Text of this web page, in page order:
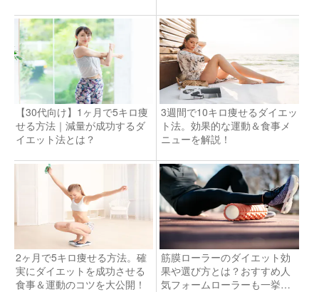
【30代向け】1ヶ月で5キロ痩
せる方法｜減量が成功するダ
イエット法とは？
3週間で10キロ痩せるダイエッ
ト法。効果的な運動＆食事メ
ニューを解説！
2ヶ月で5キロ痩せる方法。確
実にダイエットを成功させる
食事＆運動のコツを大公開！
筋膜ローラーのダイエット効
果や選び方とは？おすすめ人
気フォームローラーも一挙公